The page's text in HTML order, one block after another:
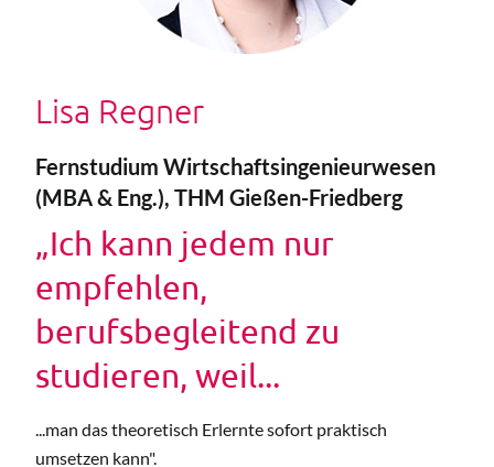
Lisa Regner
Fernstudium Wirtschaftsingenieurwesen
(MBA & Eng.), THM Gießen-Friedberg
„Ich kann jedem nur
empfehlen,
berufsbegleitend zu
studieren, weil...
...man das theoretisch Erlernte sofort praktisch
umsetzen kann".